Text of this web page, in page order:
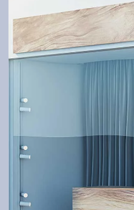
Robust und
Bedürfnissen.